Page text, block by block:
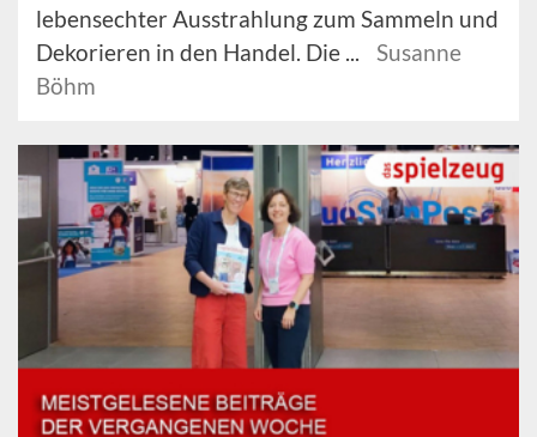
lebensechter Ausstrahlung zum Sammeln und
Dekorieren in den Handel. Die ...
Susanne
Böhm